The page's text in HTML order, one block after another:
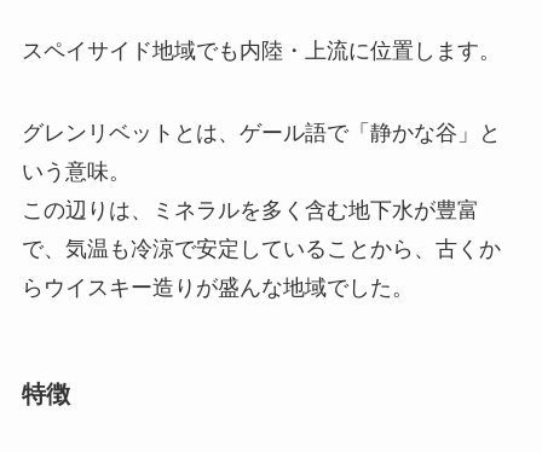
スペイサイド地域でも内陸・上流に位置します。
グレンリベットとは、ゲール語で「静かな谷」と
いう意味。
この辺りは、ミネラルを多く含む地下水が豊富
で、気温も冷涼で安定していることから、古くか
らウイスキー造りが盛んな地域でした。
特徴